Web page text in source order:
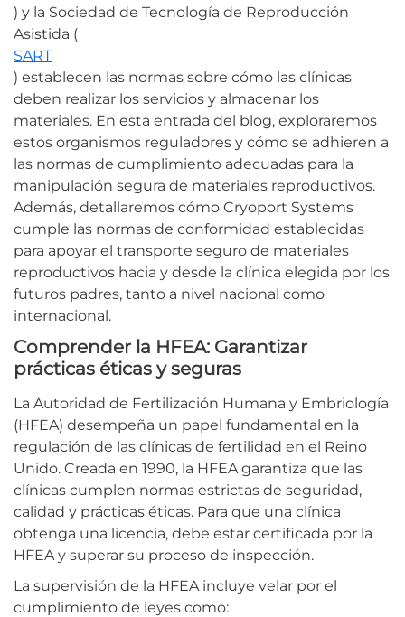
) y la Sociedad de Tecnología de Reproducción
Asistida (
SART
) establecen las normas sobre cómo las clínicas
deben realizar los servicios y almacenar los
materiales. En esta entrada del blog, exploraremos
estos organismos reguladores y cómo se adhieren a
las normas de cumplimiento adecuadas para la
manipulación segura de materiales reproductivos.
Además, detallaremos cómo Cryoport Systems
cumple las normas de conformidad establecidas
para apoyar el transporte seguro de materiales
reproductivos hacia y desde la clínica elegida por los
futuros padres, tanto a nivel nacional como
internacional.
Comprender la HFEA: Garantizar
prácticas éticas y seguras
La Autoridad de Fertilización Humana y Embriología
(HFEA) desempeña un papel fundamental en la
regulación de las clínicas de fertilidad en el Reino
Unido. Creada en 1990, la HFEA garantiza que las
clínicas cumplen normas estrictas de seguridad,
calidad y prácticas éticas. Para que una clínica
obtenga una licencia, debe estar certificada por la
HFEA y superar su proceso de inspección.
La supervisión de la HFEA incluye velar por el
cumplimiento de leyes como: